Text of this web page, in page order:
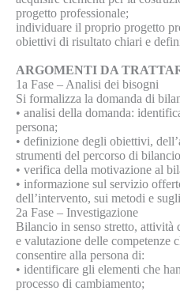
progetto professionale;
individuare il proprio progetto
obiettivi di risultato chiari e
ARGOMENTI DA
1a Fase – Analisi dei bisogni
Si formalizza la domanda di
• analisi della domanda:
persona;
• definizione degli obiettivi,
strumenti del percorso di
• verifica della motivazione al
• informazione sul servizio
dell’intervento, sui metodi e
2a Fase – Investigazione
Bilancio in senso stretto, attività
e valutazione delle competenze
consentire alla persona di:
• identificare gli elementi che
processo di cambiamento;